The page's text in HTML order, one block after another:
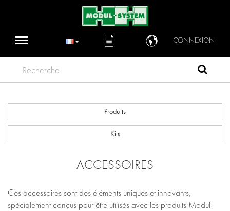
CONNEXION
Recherche
Produits
Kits
ACCESSOIRES
Ces accessoires sont des éléments uniques et innovants,
spécialement conçus pour être utilisés avec les produits Modul-